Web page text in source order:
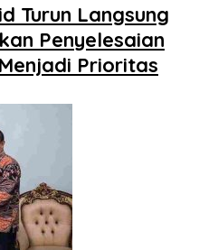
Turun Langsung
Penyelesaian
Prioritas